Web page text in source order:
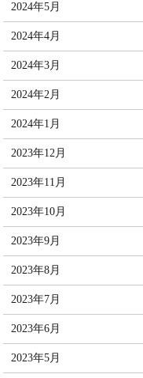
2024年5月
2024年4月
2024年3月
2024年2月
2024年1月
2023年12月
2023年11月
2023年10月
2023年9月
2023年8月
2023年7月
2023年6月
2023年5月